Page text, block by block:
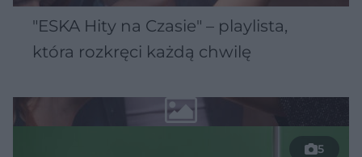
"ESKA Hity na Czasie" – playlista,
która rozkręci każdą chwilę
5